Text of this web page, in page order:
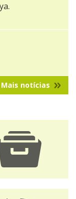
Mais notícias